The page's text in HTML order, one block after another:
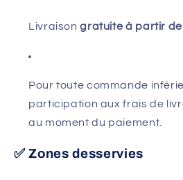
Livraisongratuite à partir de
Pour toute commande
participation aux frais de
au moment du paiement.
✅ Zones desservies